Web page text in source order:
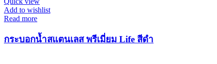
Add to wishlist
Read more
กระบอกน้ำสแตนเลส พรีเมี่ยม Life สีดำ